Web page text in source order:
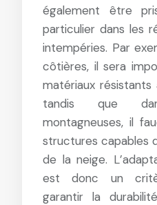
également être
particulier dans les
intempéries. Par
côtières, il sera
matériaux résistants
tandis que
montagneuses, il
structures capables
de la neige.
est donc un
garantir la